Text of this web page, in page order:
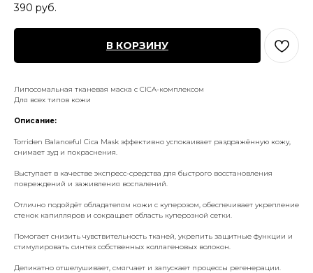
390 руб.
В КОРЗИНУ
Липосомальная тканевая маска с CICA-комплексом
Для всех типов кожи
Описание:
Torriden Balanceful Cica Mask эффективно успокаивает раздражённую кожу,
снимает зуд и покраснения.
Выступает в качестве экспресс-средства для быстрого восстановления
повреждений и заживления воспалений.
Отлично подойдёт обладателям кожи с куперозом, обеспечивает укрепление
стенок капилляров и сокращает область куперозной сетки.
Помогает снизить чувствительность тканей, укрепить защитные функции и
стимулировать синтез собственных коллагеновых волокон.
Деликатно отшелушивает, смягчает и запускает процессы регенерации.